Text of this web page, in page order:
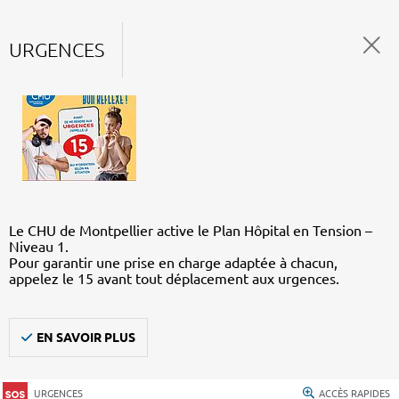
URGENCES
Le CHU de Montpellier active le Plan Hôpital en Tension –
Niveau 1.
Pour garantir une prise en charge adaptée à chacun,
appelez le 15 avant tout déplacement aux urgences.
EN SAVOIR PLUS
URGENCES ACCÈS RAPIDES